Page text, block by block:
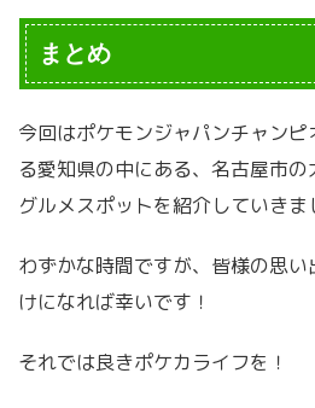
まとめ
今回はポケモンジャパンチャン
る愛知県の中にある、名古屋市
グルメスポットを紹介していきま
わずかな時間ですが、皆様の思
けになれば幸いです！
それでは良きポケカライフを！